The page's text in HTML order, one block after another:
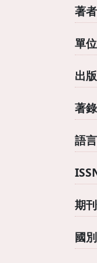
著
單
出
著
語
期
國